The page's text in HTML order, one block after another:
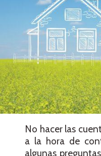
No hacer las
a la hora de
algunas